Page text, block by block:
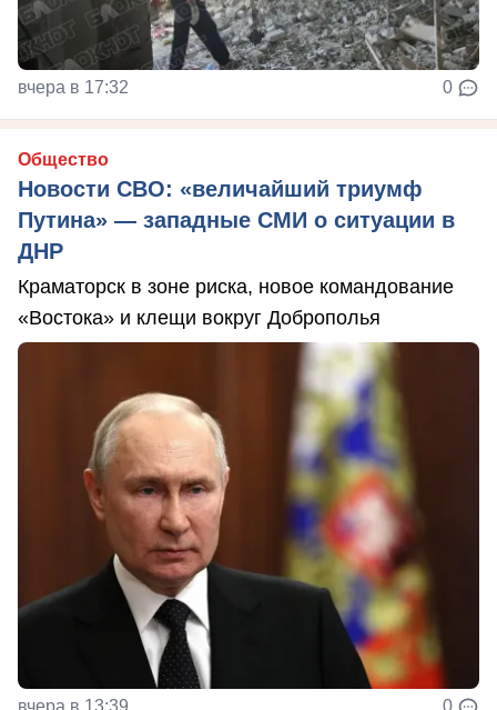
вчера в 17:32 0
Общество
Новости СВО: «величайший триумф
Путина» — западные СМИ о ситуации в
ДНР
Краматорск в зоне риска, новое командование
«Востока» и клещи вокруг Доброполья
вчера в 13:39 0